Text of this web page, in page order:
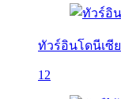
ทัวร์อินโดนีเซีย
12